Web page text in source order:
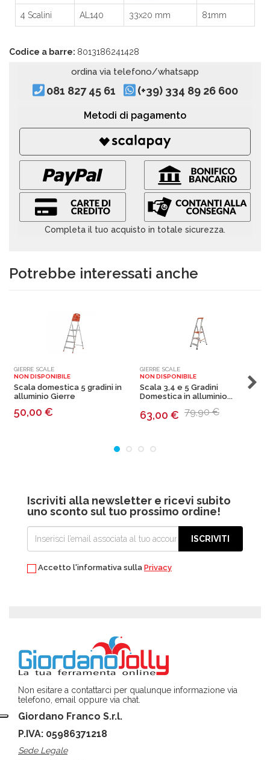
4 Scalini AL140 33x20 mm 81mm
Codice a barre: 8013186241428
ordina via telefono/whatsapp
081 827 45 61 (+39) 334 89 26 600
Metodi di pagamento
Completa il tuo acquisto in totale sicurezza.
Potrebbe interessati anche
GIERRE SCALE
NON DISPONIBILE
Scala domestica 5 gradini in
alluminio Gierre
50,00 €
GIERRE SCALE
NON DISPONIBILE
Scala 3,4 e 5 Gradini
Domestica in alluminio...
63,00 € 79,90 €
Iscriviti alla newsletter e ricevi subito
uno sconto sul tuo prossimo ordine!
ISCRIVITI
Accetto l'informativa sulla Privacy
Non esitare a contattarci per qualunque informazione via
telefono, email oppure via chat.
Giordano Franco S.r.l.
P.IVA: 05986371218
Sede Legale